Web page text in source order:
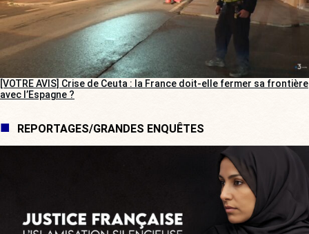
[VOTRE AVIS] Crise de Ceuta : la France doit-elle fermer sa frontière
avec l’Espagne ?
REPORTAGES/GRANDES ENQUÊTES